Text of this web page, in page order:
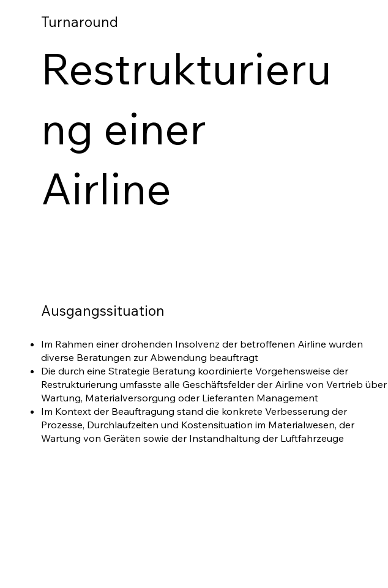
Turnaround
Restrukturieru
ng einer
Airline
Im Rahmen einer drohenden Insolvenz der betroffenen Airline wurden
diverse Beratungen zur Abwendung beauftragt
Die durch eine Strategie Beratung koordinierte Vorgehensweise der
Restrukturierung umfasste alle Geschäftsfelder der Airline von Vertrieb über
Wartung, Materialversorgung oder Lieferanten Management
Im Kontext der Beauftragung stand die konkrete Verbesserung der
Prozesse, Durchlaufzeiten und Kostensituation im Materialwesen, der
Wartung von Geräten sowie der Instandhaltung der Luftfahrzeuge
Ausgangssituation